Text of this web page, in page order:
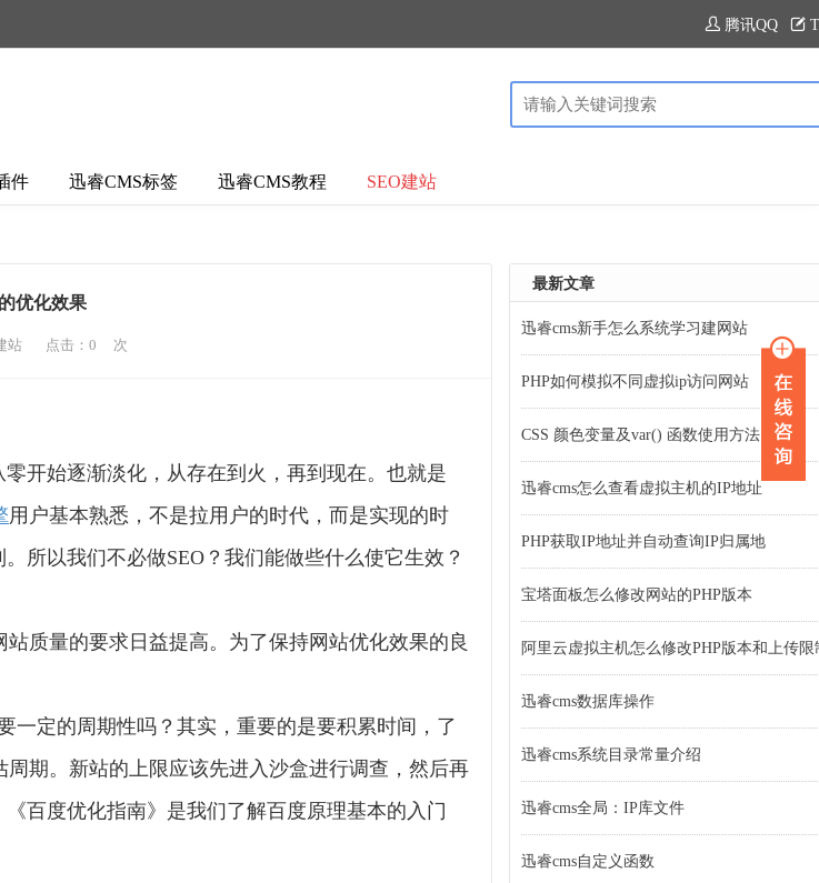
腾讯QQ
件 迅睿CMS标签 迅睿CMS教程 SEO建站
优化效果
站 点击： 0 次
零开始逐渐淡化，从存在到火，再到现在。也就是
用户基本熟悉，不是拉用户的时代，而是实现的时
所以我们不必做SEO？我们能做些什么使它生效？
质量的要求日益提高。为了保持网站优化效果的良
一定的周期性吗？其实，重要的是要积累时间，了
期。新站的上限应该先进入沙盒进行调查，然后再
百度优化指南》是我们了解百度原理基本的入门
最新文章
迅睿cms新手怎么系统学习建网站
PHP如何模拟不同虚拟ip访问网站
CSS 颜色变量及var() 函数使用方法
迅睿cms怎么查看虚拟主机的IP地址
PHP获取IP地址并自动查询IP归属地
宝塔面板怎么修改网站的PHP版本
阿里云虚拟主机怎么修改PHP版本和上传限
迅睿cms数据库操作
迅睿cms系统目录常量介绍
迅睿cms全局：IP库文件
迅睿cms自定义函数